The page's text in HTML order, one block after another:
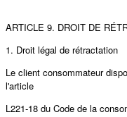
ARTICLE 9. DROIT DE
1. Droit légal de rétractation
Le client consommateur
l'article
L221-18 du Code de la